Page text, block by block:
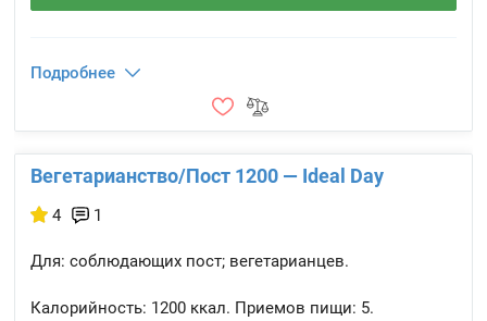
Подробнее
Вегетарианство/Пост 1200 — Ideal Day
4 1
Для: соблюдающих пост; вегетарианцев.
Калорийность: 1200 ккал. Приемов пищи: 5.